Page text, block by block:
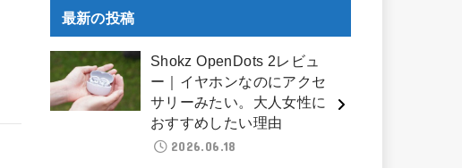
最新の投稿
Shokz OpenDots 2レビュ
ー｜イヤホンなのにアクセ
サリーみたい。大人女性に
おすすめしたい理由
2026.06.18